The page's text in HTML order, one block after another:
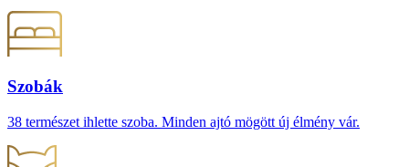
Szobák
38 természet ihlette szoba. Minden ajtó mögött új élmény vár.